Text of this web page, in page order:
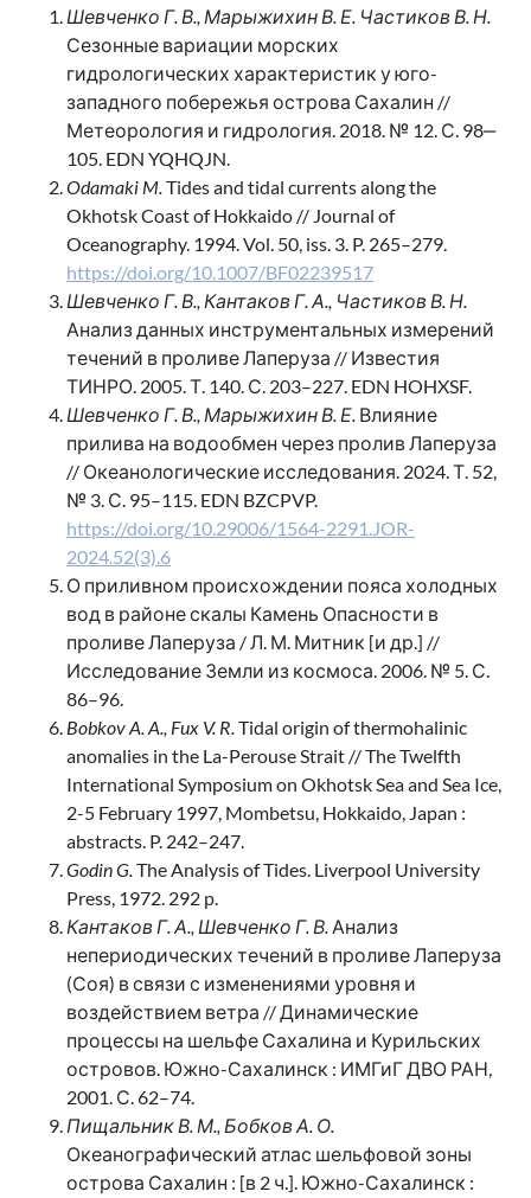
Шевченко Г. В., Марыжихин В. Е. Частиков В. Н.
Сезонные вариации морских
гидрологических характеристик у юго-
западного побережья острова Сахалин //
Метеорология и гидрология. 2018. № 12. С. 98‒
105. EDN YQHQJN.
Odamaki M.Tides and tidal currents along the
Okhotsk Coast of Hokkaido // Journal of
Oceanography. 1994. Vol. 50, iss. 3. P. 265–279.
https://doi.org/10.1007/BF02239517
Шевченко Г. В., Кантаков Г. А., Частиков В. Н.
Анализ данных инструментальных измерений
течений в проливе Лаперуза // Известия
ТИНРО. 2005. Т. 140. С. 203–227. EDN HOHXSF.
Шевченко Г. В., Марыжихин В. Е. Влияние
прилива на водообмен через пролив Лаперуза
// Океанологические исследования. 2024. Т. 52,
№ 3. С. 95–115. EDN BZCPVP.
https://doi.org/10.29006/1564-2291.JOR-
2024.52(3).6
О приливном происхождении пояса холодных
вод в районе скалы Камень Опасности в
проливе Лаперуза / Л. М. Митник [и др.] //
Исследование Земли из космоса. 2006. № 5. С.
86–96.
Bobkov A. A., Fux V. R.Tidal origin of thermohalinic
anomalies in the La-Perouse Strait // The Twelfth
International Symposium on Okhotsk Sea and Sea Ice,
2-5 February 1997, Mombetsu, Hokkaido, Japan :
abstracts. P. 242–247.
Godin G.The Analysis of Tides. Liverpool University
Press, 1972. 292 p.
Кантаков Г. А., Шевченко Г. В. Анализ
непериодических течений в проливе Лаперуза
(Соя) в связи с изменениями уровня и
воздействием ветра // Динамические
процессы на шельфе Сахалина и Курильских
островов. Южно-Сахалинск : ИМГиГ ДВО РАН,
2001. С. 62–74.
Пищальник В. М., Бобков А. О.
Океанографический атлас шельфовой зоны
острова Сахалин : [в 2 ч.]. Южно-Сахалинск :